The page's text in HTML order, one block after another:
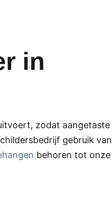
in
zodat aangetaste
gebruik van
behoren tot onze